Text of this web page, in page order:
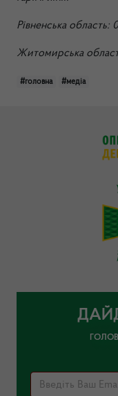
Рівненська
Житомирська
#головна #медіа